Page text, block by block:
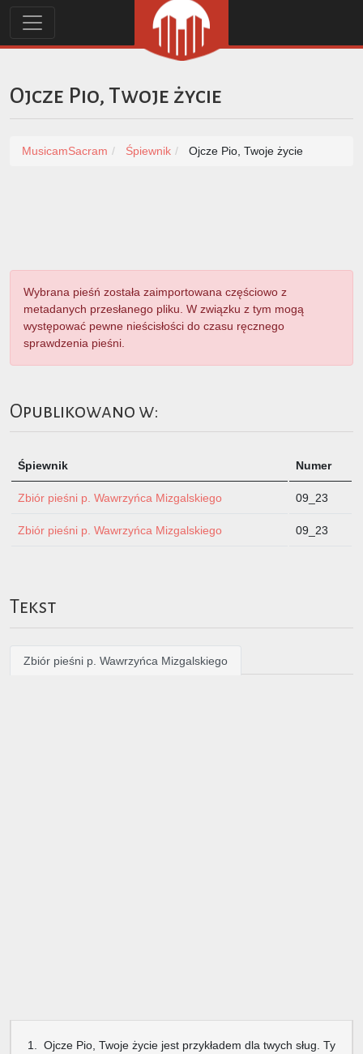
Ojcze Pio, Twoje życie
MusicamSacram Śpiewnik Ojcze Pio, Twoje życie
Wybrana pieśń została zaimportowana częściowo z
metadanych przesłanego pliku. W związku z tym mogą
występować pewne nieścisłości do czasu ręcznego
sprawdzenia pieśni.
Opublikowano w:
Śpiewnik Numer
Zbiór pieśni p. Wawrzyńca Mizgalskiego 09_23
Zbiór pieśni p. Wawrzyńca Mizgalskiego 09_23
Tekst
Zbiór pieśni p. Wawrzyńca Mizgalskiego
1. Ojcze Pio, Twoje życie jest przykładem dla twych sług. Ty